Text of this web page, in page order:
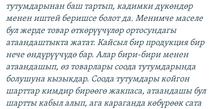
тутумдарынан баш тартып, кадимки дүкөндөр
менен иштей беришсе болот да. Менимче маселе
бул жерде товар өткөрүүчүлөр ортосундагы
атаандаштыкта жатат. Кайсыл бир продукция бир
нече өндүрүүчүдө бар. Алар бири-бири менен
атаандашып, өз товарлары соода тутумдарында
болушуна кызыкдар. Соода тутумдары койгон
шарттар кимдир бирөөгө жакпаса, атаандашы бул
шартты кабыл алып, ага караганда көбүрөөк сата